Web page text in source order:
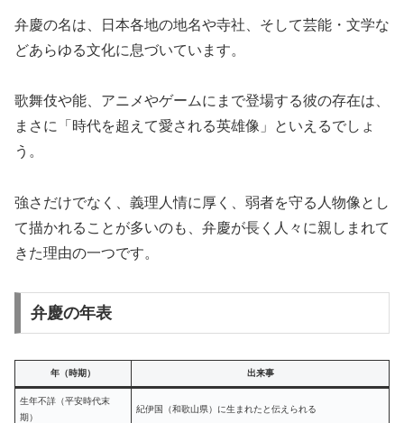
弁慶の名は、日本各地の地名や寺社、そして芸能・文学な
どあらゆる文化に息づいています。
歌舞伎や能、アニメやゲームにまで登場する彼の存在は、
まさに「時代を超えて愛される英雄像」といえるでしょ
う。
強さだけでなく、義理人情に厚く、弱者を守る人物像とし
て描かれることが多いのも、弁慶が長く人々に親しまれて
きた理由の一つです。
弁慶の年表
年（時期） 出来事
生年不詳（平安時代末
期）
紀伊国（和歌山県）に生まれたと伝えられる